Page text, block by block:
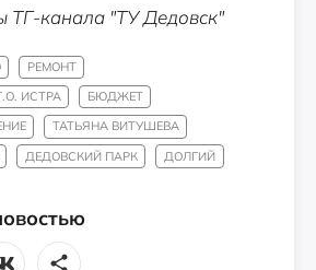
ТГ-канала "ТУ Дедовск"
РЕМОНТ
ИСТРА
БЮДЖЕТ
ТАТЬЯНА ВИТУШЕВА
ДЕДОВСКИЙ ПАРК ДОЛГИЙ